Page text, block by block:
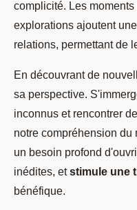
complicité. Les
explorations ajoutent
relations, permettant de
En découvrant de
sa perspective.
inconnus et rencontrer
notre compréhension du
un besoin profond
inédites, etstimule une
bénéfique.